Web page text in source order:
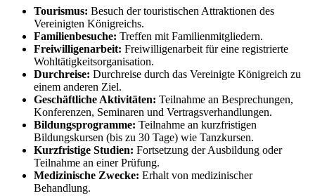
Tourismus: Besuch der touristischen Attraktionen des
Vereinigten Königreichs.
Familienbesuche: Treffen mit Familienmitgliedern.
Freiwilligenarbeit: Freiwilligenarbeit für eine registrierte
Wohltätigkeitsorganisation.
Durchreise: Durchreise durch das Vereinigte Königreich zu
einem anderen Ziel.
Geschäftliche Aktivitäten: Teilnahme an Besprechungen,
Konferenzen, Seminaren und Vertragsverhandlungen.
Bildungsprogramme: Teilnahme an kurzfristigen
Bildungskursen (bis zu 30 Tage) wie Tanzkursen.
Kurzfristige Studien: Fortsetzung der Ausbildung oder
Teilnahme an einer Prüfung.
Medizinische Zwecke: Erhalt von medizinischer
Behandlung.